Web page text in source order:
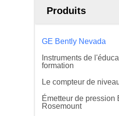
Produits
GE Bently Nevada
Instruments de
formation
Le compteur de
Émetteur de pression
Rosemount